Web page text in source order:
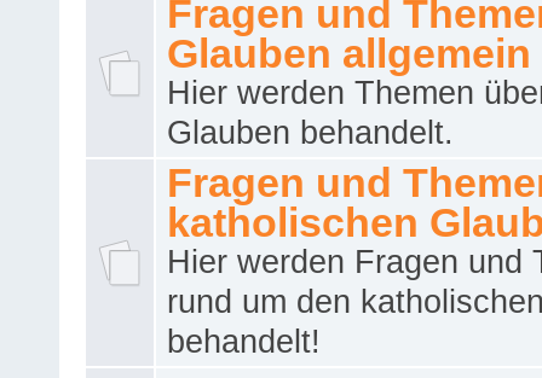
Fragen und
Glauben allgemein
Hier werden Themen
Glauben behandelt.
Fragen und
katholischen
Hier werden Fragen und
rund um den
behandelt!